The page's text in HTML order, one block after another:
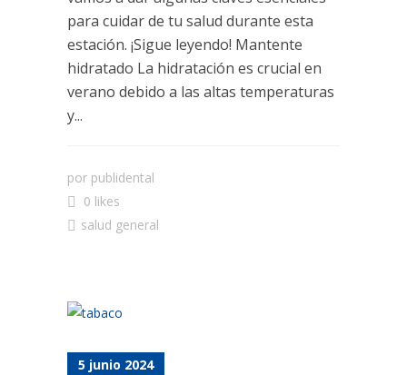
para cuidar de tu salud durante esta
estación. ¡Sigue leyendo! Mantente
hidratado La hidratación es crucial en
verano debido a las altas temperaturas
y...
por publidental
0 likes
salud general
5 junio 2024